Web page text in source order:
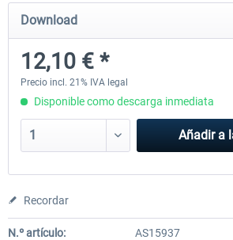
FSDG - Greenland Kulusuk MSFS
9,14 € *
Download
12,10 € *
Precio incl. 21% IVA legal
Disponible como descarga inmediata
Añadir a
Recordar
N.º artículo:
AS15937